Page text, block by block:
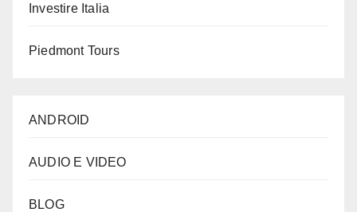
Investire Italia
Piedmont Tours
ANDROID
AUDIO E VIDEO
BLOG